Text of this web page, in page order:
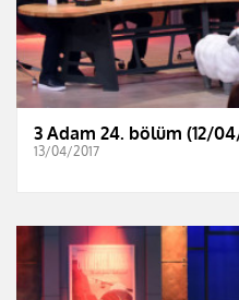
3 Adam 24. bölüm (12/
13/04/2017